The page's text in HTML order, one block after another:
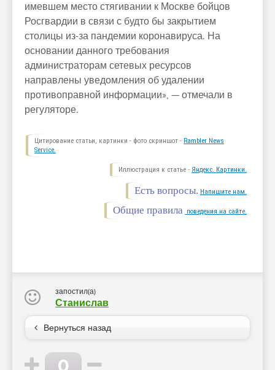
имевшем место стягивании к Москве бойцов
Росгвардии в связи с будто бы закрытием
столицы из-за пандемии коронавируса. На
основании данного требования
администраторам сетевых ресурсов
направлены уведомления об удалении
противоправной информации», — отмечали в
регуляторе.
Цитирование статьи, картинки - фото скриншот - Rambler News
Service.
Иллюстрация к статье - Яндекс. Картинки.
Есть вопросы. Напишите нам.
Общие правила поведения на сайте.
запостил(а)
Станислав
Вернуться назад